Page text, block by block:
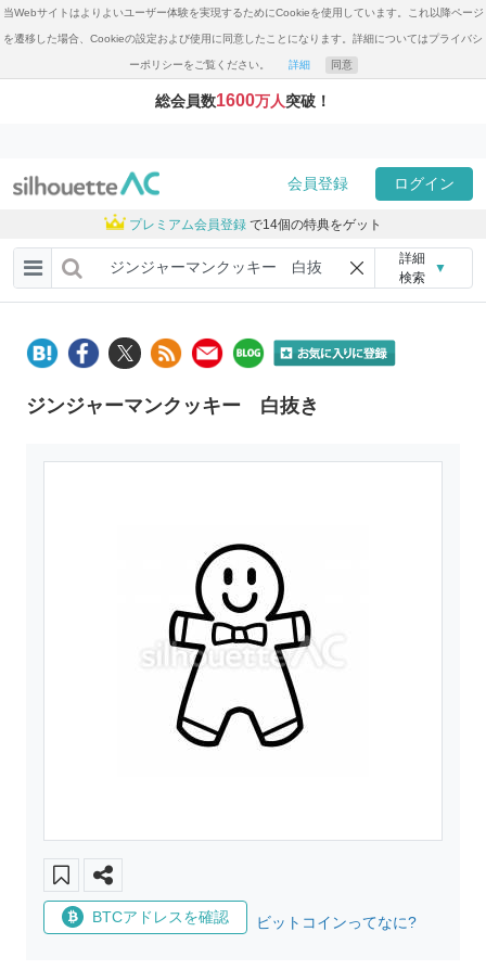
当Webサイトはよりよいユーザー体験を実現するためにCookieを使用しています。これ以降ページ
を遷移した場合、Cookieの設定および使用に同意したことになります。詳細についてはプライバシ
ーポリシーをご覧ください。 詳細 同意
総会員数1600万人突破！
会員登録 ログイン
プレミアム会員登録 で14個の特典をゲット
詳細
検索
▼
ジンジャーマンクッキー 白抜き
BTCアドレスを確認 ビットコインってなに?